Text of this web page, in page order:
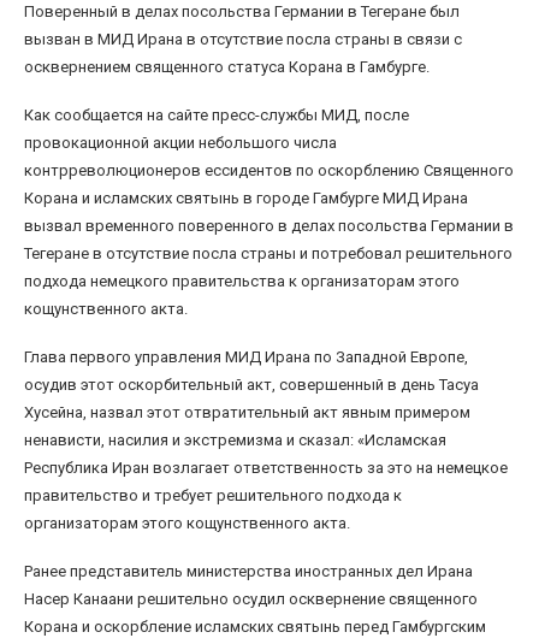
Поверенный в делах посольства Германии в Тегеране был
вызван в МИД Ирана в отсутствие посла страны в связи с
осквернением священного статуса Корана в Гамбурге.
Как сообщается на сайте пресс-службы МИД, после
провокационной акции небольшого числа
контрреволюционеров ессидентов по оскорблению Священного
Корана и исламских святынь в городе Гамбурге МИД Ирана
вызвал временного поверенного в делах посольства Германии в
Тегеране в отсутствие посла страны и потребовал решительного
подхода немецкого правительства к организаторам этого
кощунственного акта.
Глава первого управления МИД Ирана по Западной Европе,
осудив этот оскорбительный акт, совершенный в день Тасуа
Хусейна, назвал этот отвратительный акт явным примером
ненависти, насилия и экстремизма и сказал: «Исламская
Республика Иран возлагает ответственность за это на немецкое
правительство и требует решительного подхода к
организаторам этого кощунственного акта.
Ранее представитель министерства иностранных дел Ирана
Насер Канаани решительно осудил осквернение священного
Корана и оскорбление исламских святынь перед Гамбургским